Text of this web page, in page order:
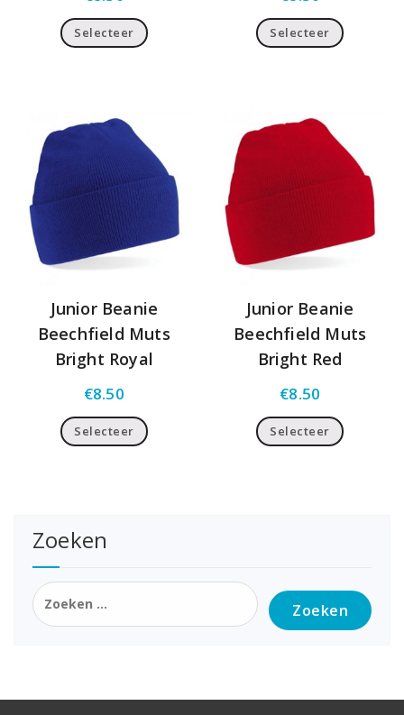
Selecteer Selecteer
Junior Beanie
Beechfield Muts
Bright Royal
€8.50
Selecteer
Junior Beanie
Beechfield Muts
Bright Red
€8.50
Selecteer
Zoeken
Zoeken
naar: